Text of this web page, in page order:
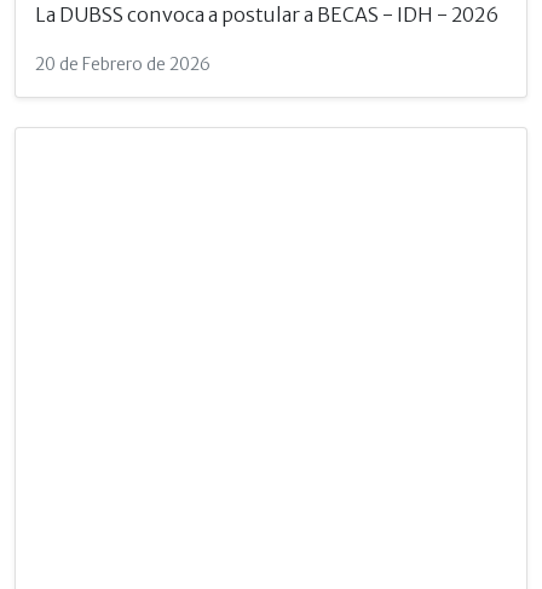
La DUBSS convoca a postular a BECAS - IDH - 2026
20 de Febrero de 2026